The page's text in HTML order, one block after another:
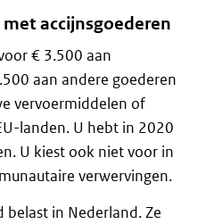
accijnsgoederen
€ 3.500 aan
aan andere goederen
vervoermiddelen of
landen. U hebt in 2020
U kiest ook niet voor in
verwervingen.
belast in Nederland. Ze